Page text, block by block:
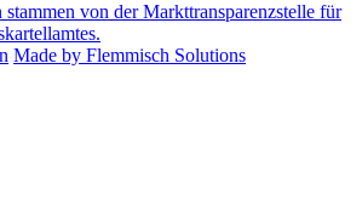
von der Markttransparenzstelle für
Made by Flemmisch Solutions